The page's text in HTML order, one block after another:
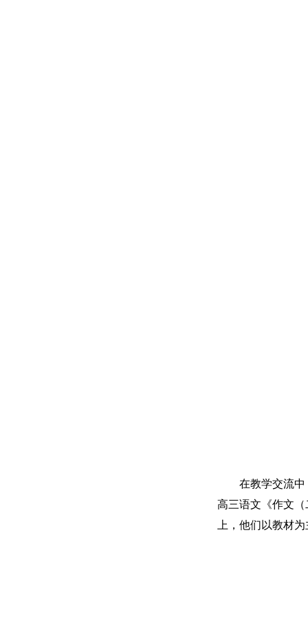
在教学交流
高三语文《作文
上，他们以教材